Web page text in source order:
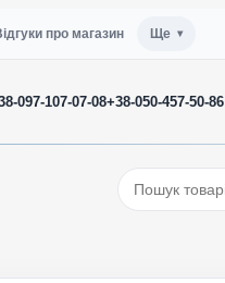
про магазин Ще
097-107-07-08+38-050-457-50-86